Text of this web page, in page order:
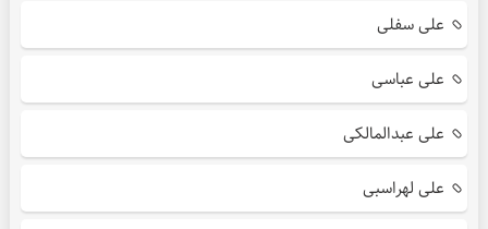
علی سفلی
علی عباسی
علی عبدالمالکی
علی لهراسبی